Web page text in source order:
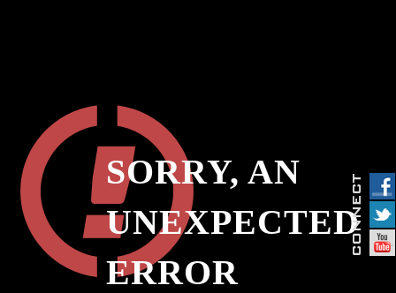
SORRY, AN
UNEXPECTED
ERROR